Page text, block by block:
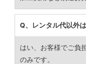
Q、レンタル代以外
はい、お客様でご負
のみです。